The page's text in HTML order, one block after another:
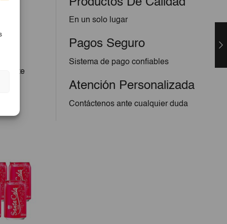
te
En un solo lugar
Pagos Seguro
Sistema de pago confiables
Atención Personalizada
Contáctenos ante cualquier duda